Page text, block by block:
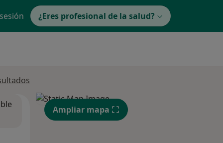
¿Eres profesional de la salud?
Ampliar mapa